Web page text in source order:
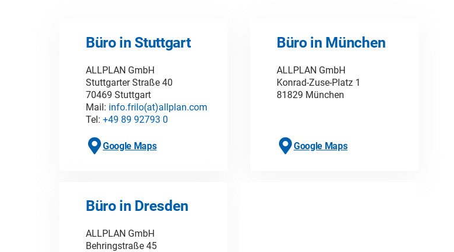
Büro in Stuttgart
ALLPLAN GmbH
Stuttgarter Straße 40
70469 Stuttgart
Mail: info.frilo(at)allplan.com
Tel: +49 89 92793 0
Google Maps
Büro in München
ALLPLAN GmbH
Konrad-Zuse-Platz 1
81829 München
Google Maps
Büro in Dresden
ALLPLAN GmbH
Behringstraße 45